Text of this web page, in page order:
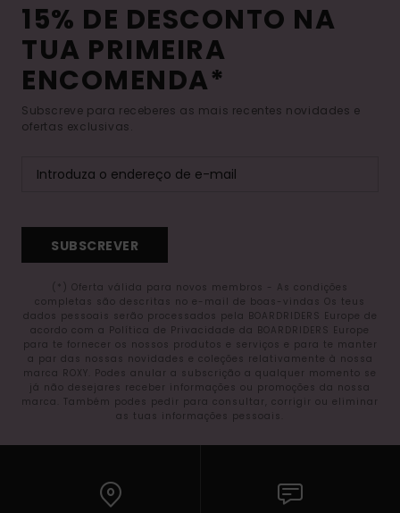
15% DE DESCONTO NA
TUA PRIMEIRA
ENCOMENDA*
Subscreve para receberes as mais recentes novidades e
ofertas exclusivas.
SUBSCREVER
(*) Oferta válida para novos membros - As condições
completas são descritas no e-mail de boas-vindas Os teus
dados pessoais serão processados pela BOARDRIDERS Europe de
acordo com a Política de Privacidade da BOARDRIDERS Europe
para te fornecer os nossos produtos e serviços e para te manter
a par das nossas novidades e coleções relativamente à nossa
marca ROXY. Podes anular a subscrição a qualquer momento se
já não desejares receber informações ou promoções da nossa
marca. Também podes pedir para consultar, corrigir ou eliminar
as tuas informações pessoais.